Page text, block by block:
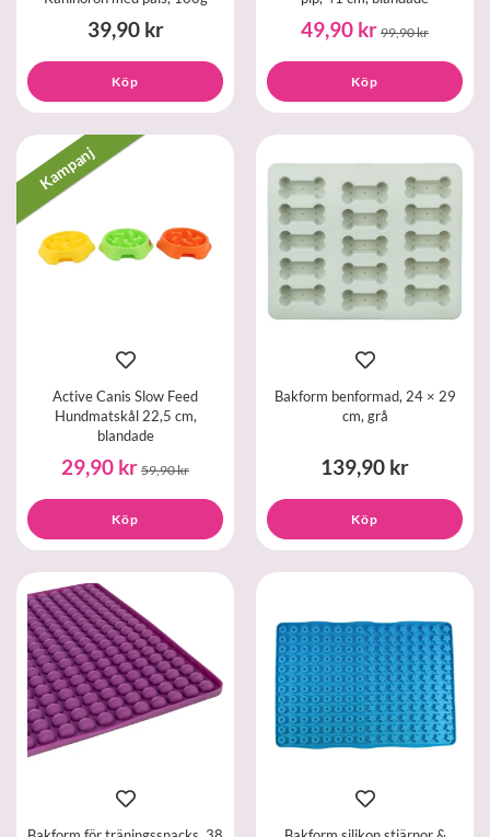
39,90 kr
Köp
49,90 kr 99,90 kr
Köp
Kampanj
Active Canis Slow Feed
Hundmatskål 22,5 cm,
blandade
29,90 kr 59,90 kr
Köp
Bakform benformad, 24 × 29
cm, grå
139,90 kr
Köp